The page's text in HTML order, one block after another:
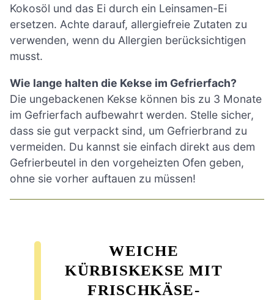
Kokosöl und das Ei durch ein Leinsamen-Ei
ersetzen. Achte darauf, allergiefreie Zutaten zu
verwenden, wenn du Allergien berücksichtigen
musst.
Wie lange halten die Kekse im Gefrierfach?
Die ungebackenen Kekse können bis zu 3 Monate
im Gefrierfach aufbewahrt werden. Stelle sicher,
dass sie gut verpackt sind, um Gefrierbrand zu
vermeiden. Du kannst sie einfach direkt aus dem
Gefrierbeutel in den vorgeheizten Ofen geben,
ohne sie vorher auftauen zu müssen!
WEICHE
KÜRBISKEKSE MIT
FRISCHKÄSE-